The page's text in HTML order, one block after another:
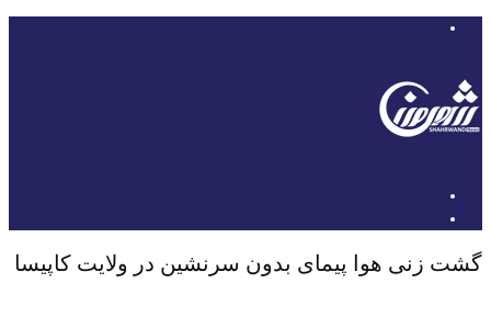
گشت زنی هوا پیمای بدون سرنشین در ولایت کاپیسا